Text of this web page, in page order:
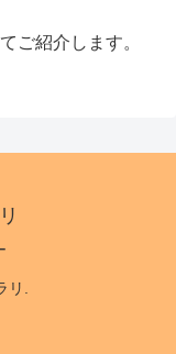
ご紹介します。
リ.